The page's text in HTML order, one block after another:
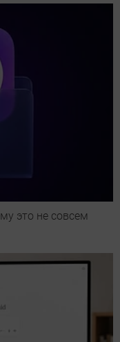
это не совсем